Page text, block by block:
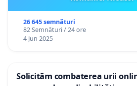
26 645 semnături
82 Semnături / 24 ore
4 Jun 2025
Solicităm combaterea urii